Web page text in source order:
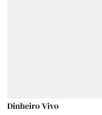
Dinheiro Vivo